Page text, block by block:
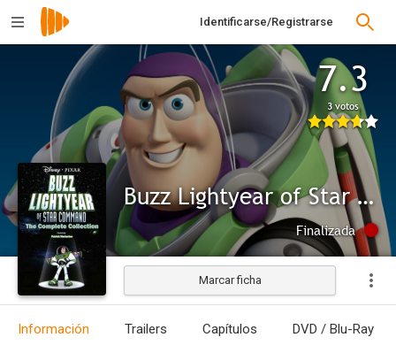
Identificarse/Registrarse
7.3
3 votos
Buzz Lightyear of Star Command
Finalizada
Marcar ficha
Información Trailers Capítulos DVD / Blu-Ray